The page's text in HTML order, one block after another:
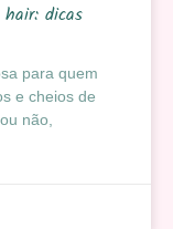
hair: dicas
para quem
e cheios de
não,